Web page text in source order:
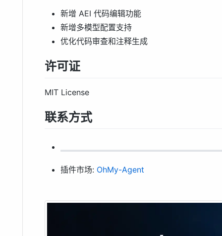
新增 AEI 代码编辑功能
新增多模型配置支持
优化代码审查和注释生成
许可证
MIT License
联系方式
插件市场: OhMy-Agent